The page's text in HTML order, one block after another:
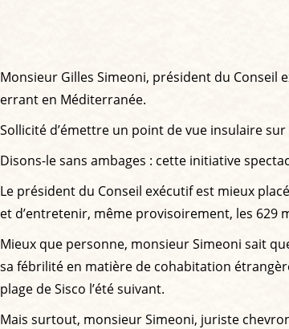
Monsieur Gilles Simeoni, président du Conseil
errant en Méditerranée.
Sollicité d’émettre un point de vue insulaire
Disons-le sans ambages : cette initiative
Le président du Conseil exécutif est mieux
et d’entretenir, même provisoirement, les 629
Mieux que personne, monsieur Simeoni sait
sa fébrilité en matière de cohabitation
plage de Sisco l’été suivant.
Mais surtout, monsieur Simeoni, juriste